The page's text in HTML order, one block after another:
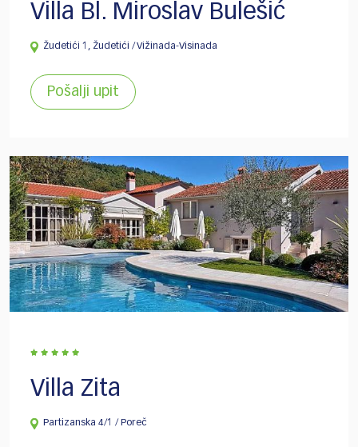
Villa Bl. Miroslav Bulešić
Žudetići 1, Žudetići / Vižinada-Visinada
Pošalji upit
Villa Zita
Partizanska 4/1 / Poreč